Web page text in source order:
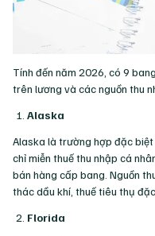
Tính đến năm 2026, có 9
trên lương và các nguồn thu
Alaska
Alaska là trường hợp đặc
chỉ miễn thuế thu nhập cá
bán hàng cấp bang. Nguồn
thác dầu khí, thuế tiêu thụ
Florida